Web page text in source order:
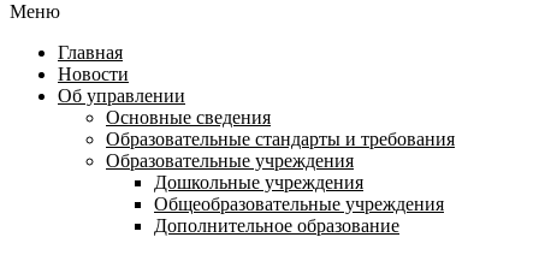
Меню
Главная
Новости
Об управлении
Основные сведения
Образовательные стандарты и требования
Образовательные учреждения
Дошкольные учреждения
Общеобразовательные учреждения
Дополнительное образование